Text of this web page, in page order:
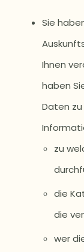
Sie
Ihnen
haben
Daten
zu
die
die
wer